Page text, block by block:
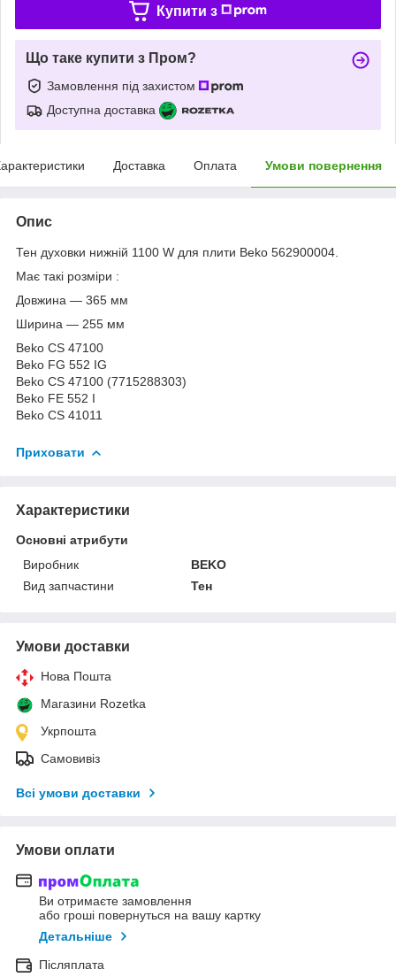
Купити з
Що таке купити з Пром?
Замовлення під захистом
Доступна доставка
Доставка Оплата Умови повернення
Опис
Тен духовки нижній 1100 W для плити Beko 562900004.
Має такі розміри :
Довжина — 365 мм
Ширина — 255 мм
Beko CS 47100
Beko FG 552 IG
Beko CS 47100 (7715288303)
Beko FE 552 I
Beko CS 41011
Приховати
Характеристики
Основні атрибути
Виробник
BEKO
Вид запчастини
Тен
Умови доставки
Нова Пошта
Магазини Rozetka
Укрпошта
Самовивіз
Всі умови доставки
Умови оплати
Ви отримаєте замовлення
або гроші повернуться на вашу картку
Детальніше
Післяплата